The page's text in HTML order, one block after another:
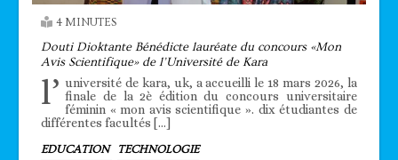
4 MINUTES
Douti Dioktante Bénédicte lauréate du concours «Mon
Avis Scientifique» de l’Université de Kara
l’ université de kara, uk, a accueilli le 18 mars 2026, la
finale de la 2è édition du concours universitaire
féminin « mon avis scientifique ». dix étudiantes de
différentes facultés […]
EDUCATION TECHNOLOGIE